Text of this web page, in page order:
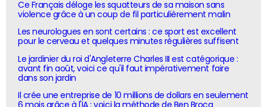
Ce Français déloge les squatteurs de sa maison sans
violence grâce à un coup de fil particulièrement malin
Les neurologues en sont certains : ce sport est excellent
pour le cerveau et quelques minutes régulières suffisent
Le jardinier du roi d'Angleterre Charles III est catégorique :
avant fin août, voici ce qu'il faut impérativement faire
dans son jardin
Il crée une entreprise de 10 millions de dollars en seulement
6 mois grâce à l'IA : voici la méthode de Ben Broca